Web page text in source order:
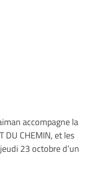
accompagne la
DU CHEMIN, et les
23 octobre d’un